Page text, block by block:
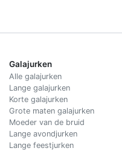
Galajurken
Alle galajurken
Lange galajurken
Korte galajurken
Grote maten galajurken
Moeder van de bruid
Lange avondjurken
Lange feestjurken